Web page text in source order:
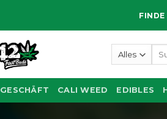
GESCHÄFT CALI WEED EDIBLES